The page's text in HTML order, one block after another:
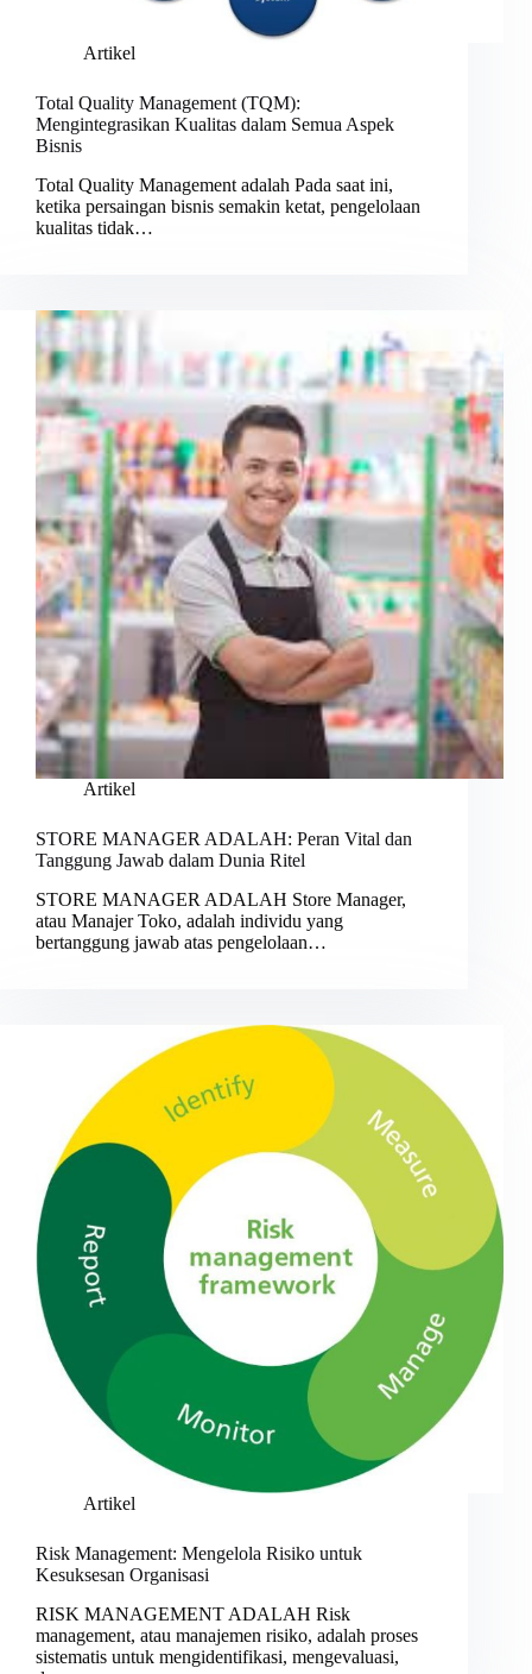
Artikel
Total Quality Management (TQM):
Mengintegrasikan Kualitas dalam Semua Aspek
Bisnis
Total Quality Management adalah Pada saat ini,
ketika persaingan bisnis semakin ketat, pengelolaan
kualitas tidak…
Artikel
STORE MANAGER ADALAH: Peran Vital dan
Tanggung Jawab dalam Dunia Ritel
STORE MANAGER ADALAH Store Manager,
atau Manajer Toko, adalah individu yang
bertanggung jawab atas pengelolaan…
Artikel
Risk Management: Mengelola Risiko untuk
Kesuksesan Organisasi
RISK MANAGEMENT ADALAH Risk
management, atau manajemen risiko, adalah proses
sistematis untuk mengidentifikasi, mengevaluasi,